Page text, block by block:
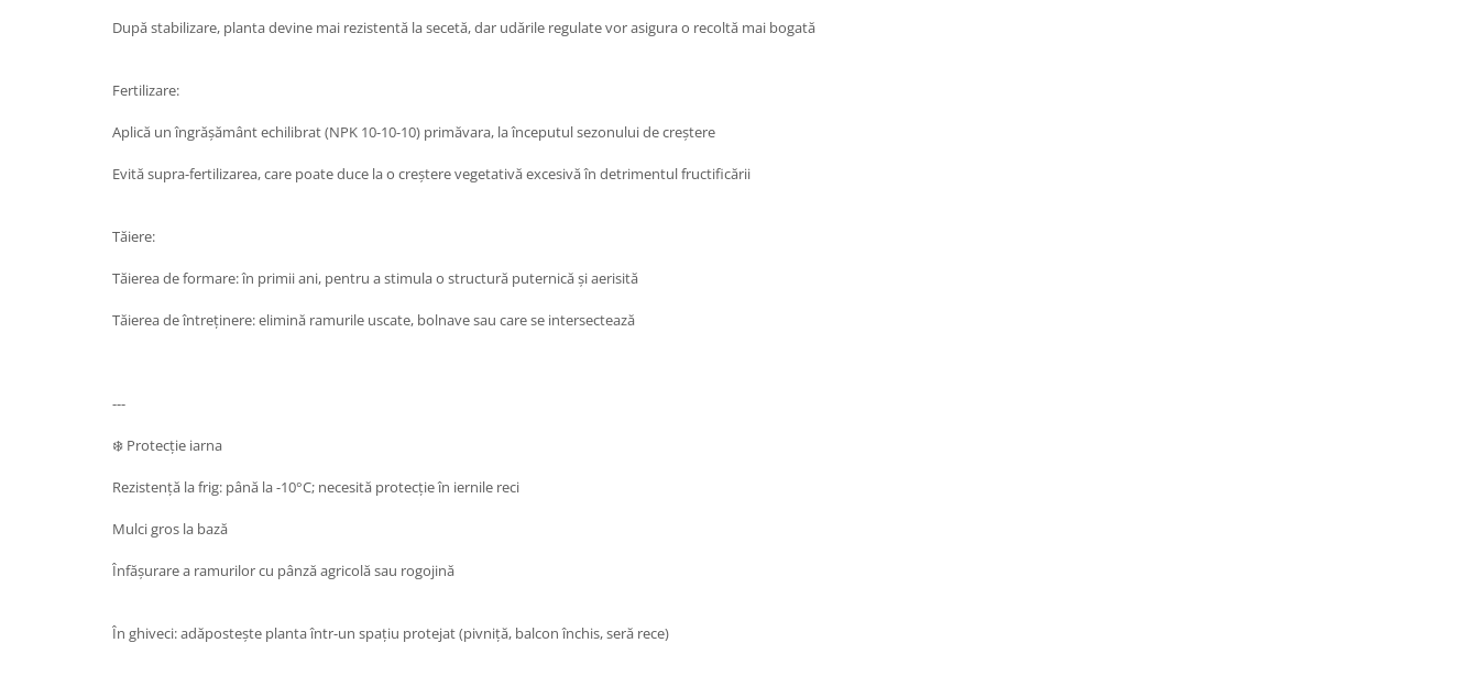
După stabilizare, planta devine mai rezistentă la secetă, dar udările regulate vor asigura o recoltă mai bogată
Fertilizare:
Aplică un îngrășământ echilibrat (NPK 10-10-10) primăvara, la începutul sezonului de creștere
Evită supra-fertilizarea, care poate duce la o creștere vegetativă excesivă în detrimentul fructificării
Tăiere:
Tăierea de formare: în primii ani, pentru a stimula o structură puternică și aerisită
Tăierea de întreținere: elimină ramurile uscate, bolnave sau care se intersectează
---
❄️ Protecție iarna
Rezistență la frig: până la -10°C; necesită protecție în iernile reci
Mulci gros la bază
Înfășurare a ramurilor cu pânză agricolă sau rogojină
În ghiveci: adăpostește planta într-un spațiu protejat (pivniță, balcon închis, seră rece)